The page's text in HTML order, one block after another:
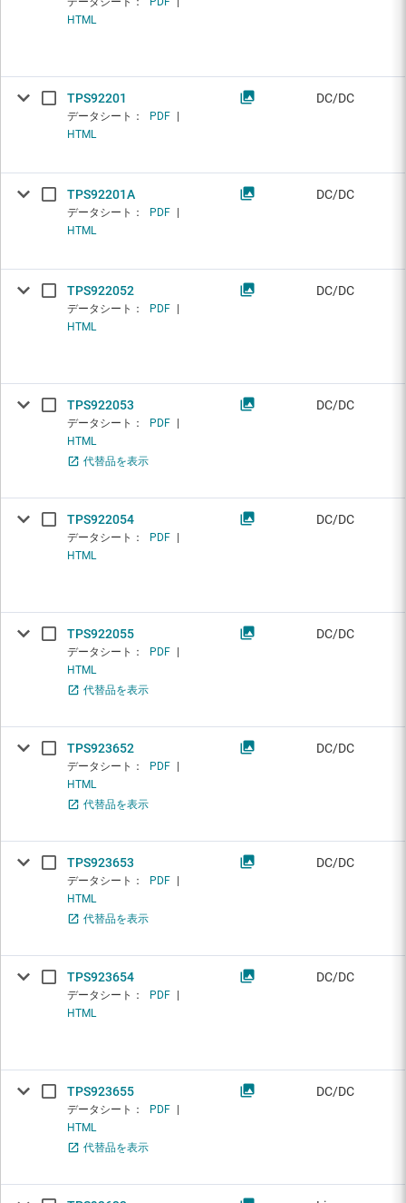
HTML
TPS92201
データシート： PDF
HTML
DC/DC
TPS92201A
データシート： PDF
HTML
DC/DC
TPS922052
データシート： PDF
HTML
DC/DC
TPS922053
データシート： PDF
HTML
代替品を表示
DC/DC
TPS922054
データシート： PDF
HTML
DC/DC
TPS922055
データシート： PDF
HTML
代替品を表示
DC/DC
TPS923652
データシート： PDF
HTML
代替品を表示
DC/DC
TPS923653
データシート： PDF
HTML
代替品を表示
DC/DC
TPS923654
データシート： PDF
HTML
DC/DC
TPS923655
データシート： PDF
HTML
代替品を表示
DC/DC